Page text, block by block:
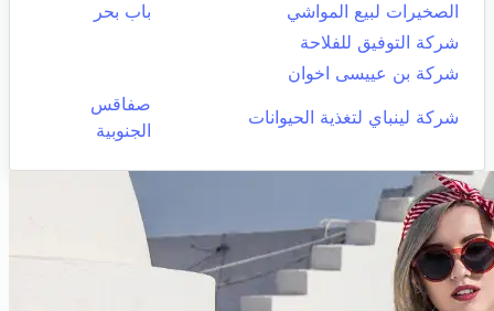
الصخيرات لبيع المواشي
باب بحر
شركة التوفيق للفلاحة
شركة بن عييسى اخوان
شركة لينباي لتغذية الحيوانات
صفاقس
الجنوبية